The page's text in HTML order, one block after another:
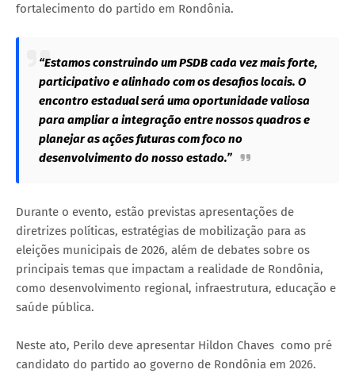
fortalecimento do partido em Rondônia.
“Estamos construindo um PSDB cada vez mais forte,
participativo e alinhado com os desafios locais. O
encontro estadual será uma oportunidade valiosa
para ampliar a integração entre nossos quadros e
planejar as ações futuras com foco no
desenvolvimento do nosso estado.”
Durante o evento, estão previstas apresentações de
diretrizes políticas, estratégias de mobilização para as
eleições municipais de 2026, além de debates sobre os
principais temas que impactam a realidade de Rondônia,
como desenvolvimento regional, infraestrutura, educação e
saúde pública.
Neste ato, Perilo deve apresentar Hildon Chaves como pré
candidato do partido ao governo de Rondônia em 2026.